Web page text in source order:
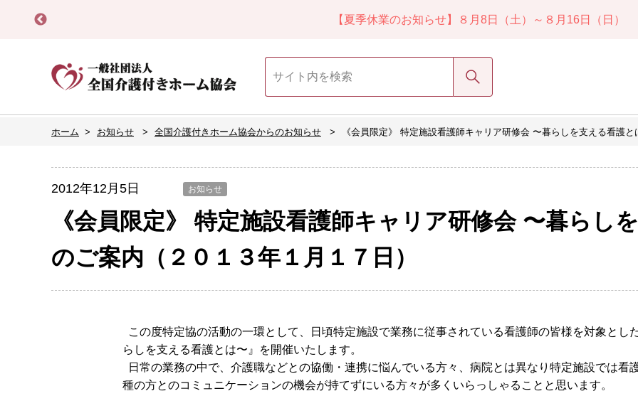
【夏季休業のお知らせ】８月8日（土）～８月16日（日）
検索
ホーム お知らせ 全国介護付きホーム協会からのお知らせ 《会員限定》 特定施設看護師キャリア研修会 〜暮らしを支える看護
2012年12月5日 お知らせ
《会員限定》 特定施設看護師キャリア研修会 〜暮ら
のご案内（２０１３年１月１７日）
この度特定協の活動の一環として、日頃特定施設で業務に従事されている看護師の皆様を対象とし
らしを支える看護とは〜』を開催いたします。
日常の業務の中で、介護職などとの協働・連携に悩んでいる方々、病院とは異なり特定施設では看
種の方とのコミュニケーションの機会が持てずにいる方々が多くいらっしゃることと思います。